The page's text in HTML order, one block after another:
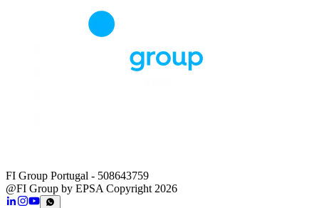
FI Group Portugal - 508643759
@FI Group by EPSA Copyright 2026